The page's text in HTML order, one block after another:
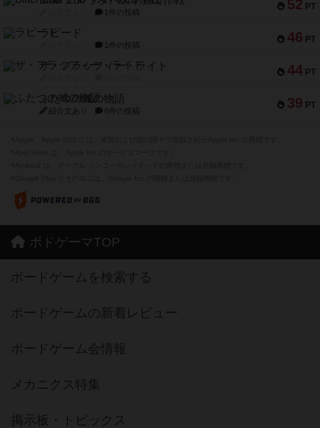
52 PT
1件の投稿
46 PT
ラピード
1件の投稿
44 PT
ザ・フラッフィー・ライト
39 PT
ふたつの城の物語
紹介文あり 6件の投稿
ボドゲーマTOP
ボードゲームを検索する
ボードゲームの新着レビュー
ボードゲーム会情報
メカニクス特集
掲示板・トピックス